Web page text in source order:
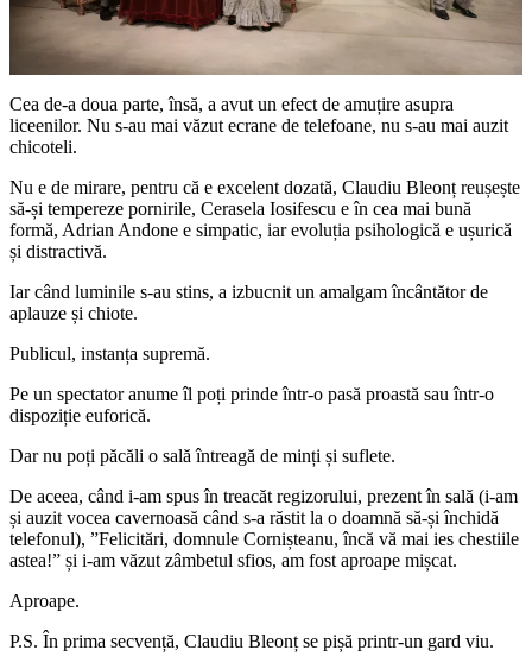
Cea de-a doua parte, însă, a avut un efect de amuțire asupra
liceenilor. Nu s-au mai văzut ecrane de telefoane, nu s-au mai auzit
chicoteli.
Nu e de mirare, pentru că e excelent dozată, Claudiu Bleonț reușește
să-și tempereze pornirile, Cerasela Iosifescu e în cea mai bună
formă, Adrian Andone e simpatic, iar evoluția psihologică e ușurică
și distractivă.
Iar când luminile s-au stins, a izbucnit un amalgam încântător de
aplauze și chiote.
Publicul, instanța supremă.
Pe un spectator anume îl poți prinde într-o pasă proastă sau într-o
dispoziție euforică.
Dar nu poți păcăli o sală întreagă de minți și suflete.
De aceea, când i-am spus în treacăt regizorului, prezent în sală (i-am
și auzit vocea cavernoasă când s-a răstit la o doamnă să-și închidă
telefonul), ”Felicitări, domnule Cornișteanu, încă vă mai ies chestiile
astea!” și i-am văzut zâmbetul sfios, am fost aproape mișcat.
Aproape.
P.S. În prima secvență, Claudiu Bleonț se pișă printr-un gard viu.